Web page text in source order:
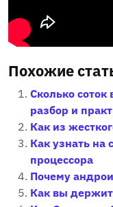
Похожие
Сколько
разбор и
Как из
Как узнать на
процессора
Почему
Как вы